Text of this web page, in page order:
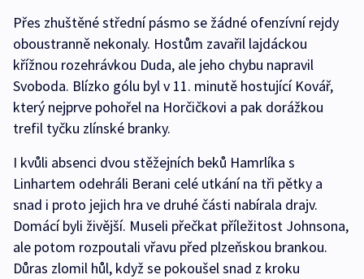
Přes zhuštěné střední pásmo se žádné ofenzívní rejdy
oboustranně nekonaly. Hostům zavařil lajdáckou
křížnou rozehrávkou Duda, ale jeho chybu napravil
Svoboda. Blízko gólu byl v 11. minutě hostující Kovář,
který nejprve pohořel na Horčičkovi a pak dorážkou
trefil tyčku zlínské branky.
I kvůli absenci dvou stěžejních beků Hamrlíka s
Linhartem odehráli Berani celé utkání na tři pětky a
snad i proto jejich hra ve druhé části nabírala drajv.
Domácí byli živější. Museli přečkat příležitost Johnsona,
ale potom rozpoutali vřavu před plzeňskou brankou.
Důras zlomil hůl, když se pokoušel snad z kroku